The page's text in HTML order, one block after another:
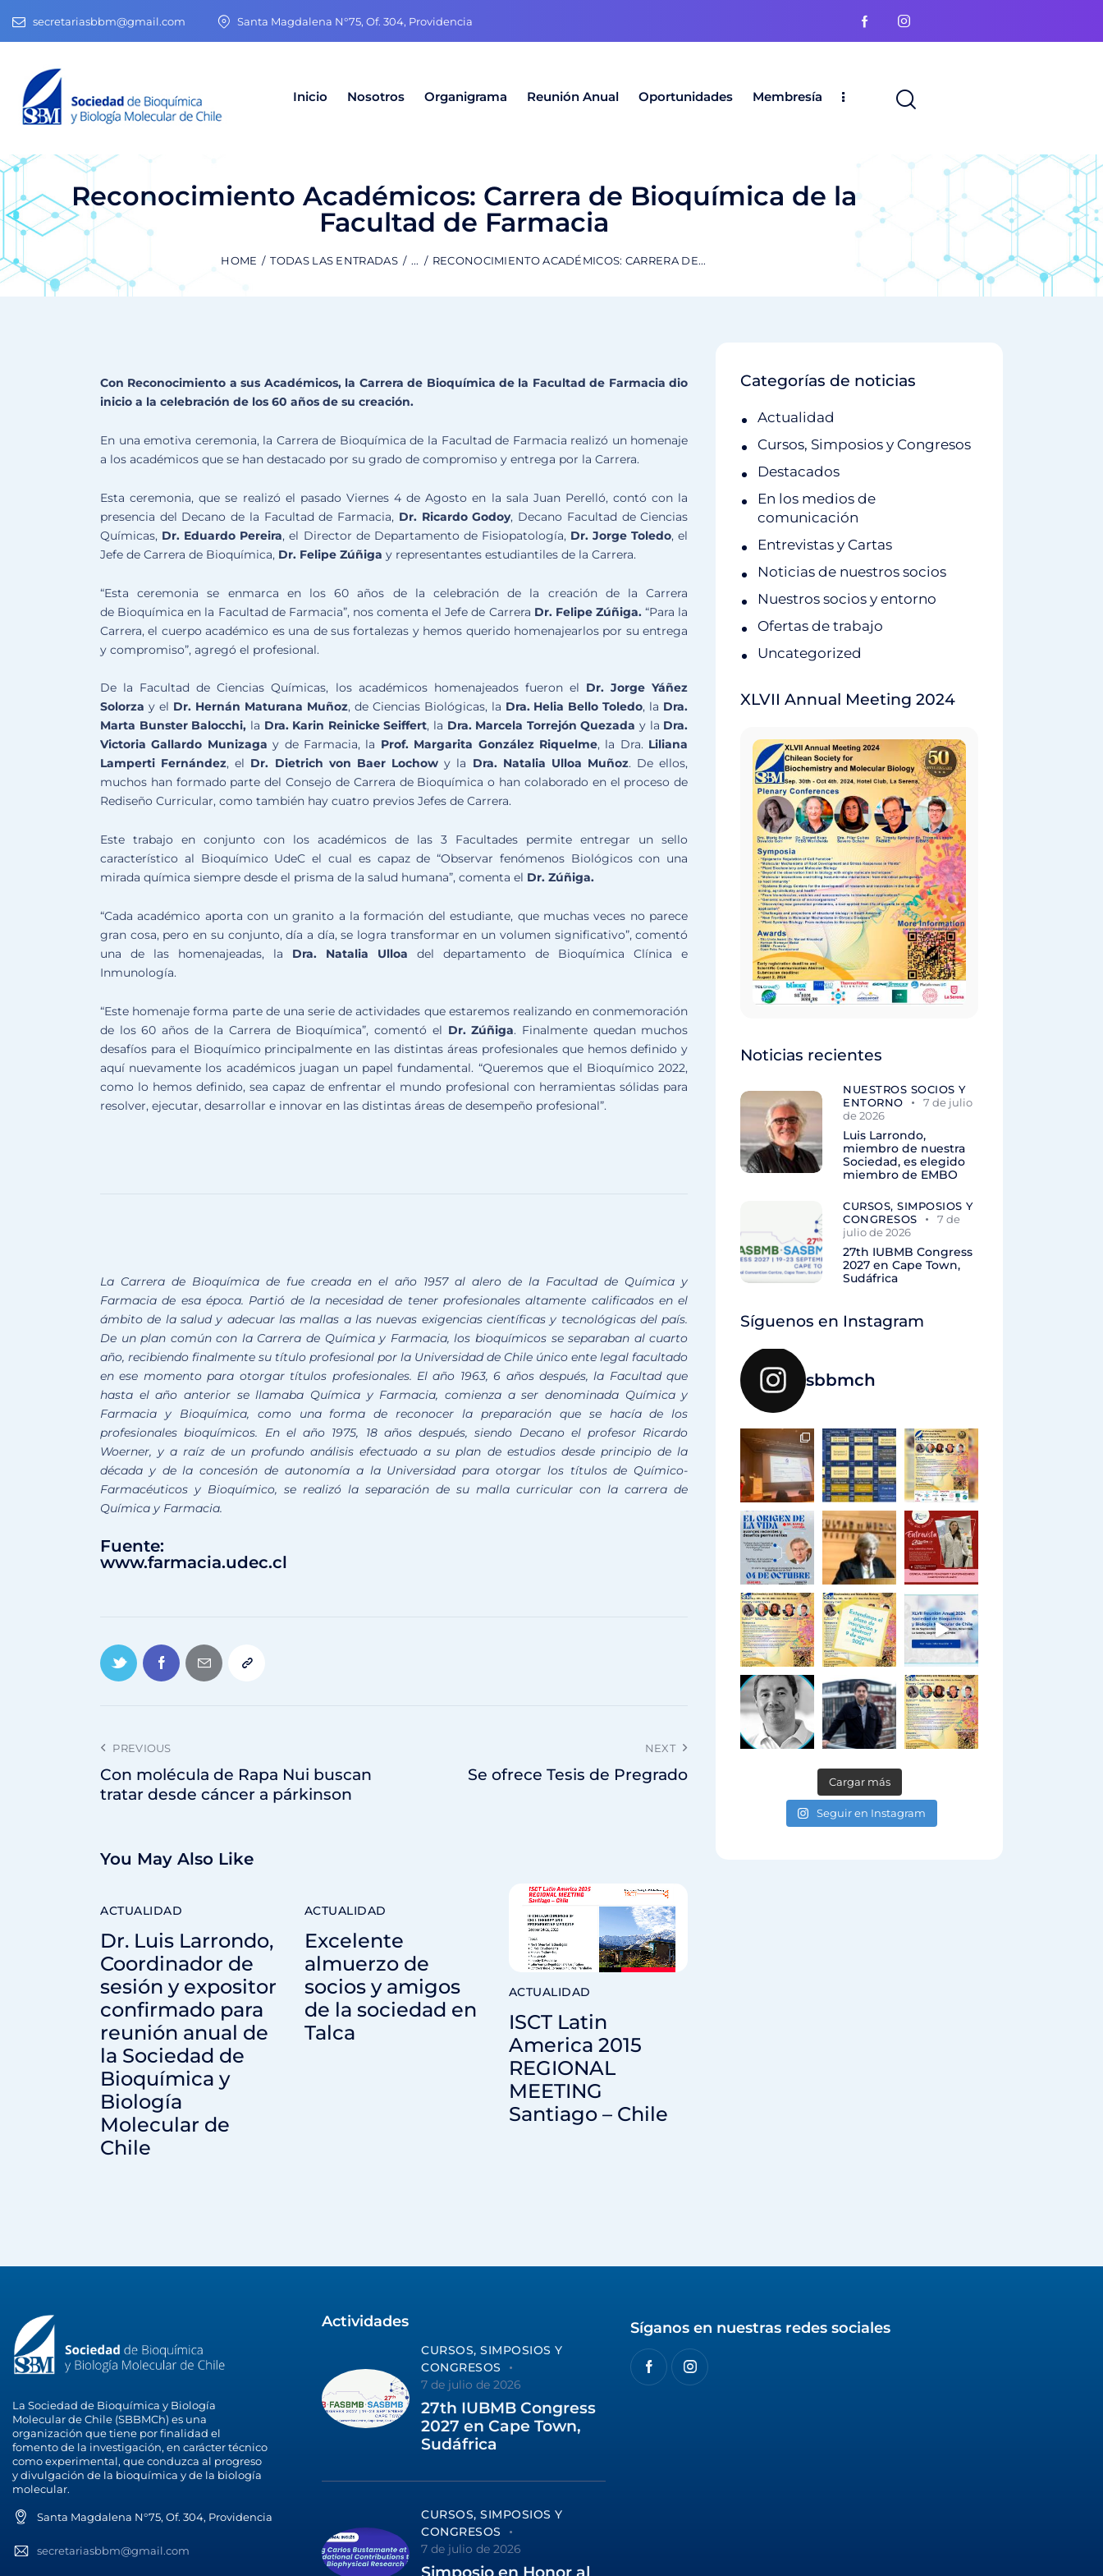
secretariasbbm@gmail.com Santa Magdalena N°75, Of. 304, Providencia
Inicio Nosotros Organigrama Reunión Anual Oportunidades Membresía
Reconocimiento Académicos: Carrera de Bioquímica de la
Facultad de Farmacia
HOME TODAS LAS ENTRADAS ... RECONOCIMIENTO ACADÉMICOS: CARRERA DE...
Con Reconocimiento a sus Académicos, la Carrera de Bioquímica de la Facultad de Farmacia dio
inicio a la celebración de los 60 años de su creación.
En una emotiva ceremonia, la Carrera de Bioquímica de la Facultad de Farmacia realizó un homenaje
a los académicos que se han destacado por su grado de compromiso y entrega por la Carrera.
Esta ceremonia, que se realizó el pasado Viernes 4 de Agosto en la sala Juan Perelló, contó con la
presencia del Decano de la Facultad de Farmacia, Dr. Ricardo Godoy, Decano Facultad de Ciencias
Químicas, Dr. Eduardo Pereira, el Director de Departamento de Fisiopatología,Dr. Jorge Toledo, el
Jefe de Carrera de Bioquímica, Dr. Felipe Zúñiga y representantes estudiantiles de la Carrera.
“Esta ceremonia se enmarca en los 60 años de la celebración de la creación de la Carrera
de Bioquímica en la Facultad de Farmacia”, nos comenta el Jefe de Carrera Dr. Felipe Zúñiga.“Para la
Carrera, el cuerpo académico es una de sus fortalezas y hemos querido homenajearlos por su entrega
y compromiso”, agregó el profesional.
De la Facultad de Ciencias Químicas, los académicos homenajeados fueron el Dr. Jorge Yáñez
Solorza y el Dr. Hernán Maturana Muñoz, de Ciencias Biológicas, la Dra. Helia Bello Toledo, la Dra.
Marta Bunster Balocchi, la Dra. Karin Reinicke Seiffert, la Dra. Marcela Torrejón Quezada y la Dra.
Victoria Gallardo Munizaga y de Farmacia, la Prof. Margarita González Riquelme, la Dra. Liliana
Lamperti Fernández, el Dr. Dietrich von Baer Lochow y la Dra. Natalia Ulloa Muñoz. De ellos,
muchos han formado parte del Consejo de Carrera de Bioquímica o han colaborado en el proceso de
Rediseño Curricular, como también hay cuatro previos Jefes de Carrera.
Este trabajo en conjunto con los académicos de las 3 Facultades permite entregar un sello
característico al Bioquímico UdeC el cual es capaz de “Observar fenómenos Biológicos con una
mirada química siempre desde el prisma de la salud humana”, comenta el Dr. Zúñiga.
“Cada académico aporta con un granito a la formación del estudiante, que muchas veces no parece
gran cosa, pero en su conjunto, día a día, se logra transformar en un volumen significativo”, comentó
una de las homenajeadas, la Dra. Natalia Ulloa del departamento de Bioquímica Clínica e
Inmunología.
“Este homenaje forma parte de una serie de actividades que estaremos realizando en conmemoración
de los 60 años de la Carrera de Bioquímica”, comentó el Dr. Zúñiga. Finalmente quedan muchos
desafíos para el Bioquímico principalmente en las distintas áreas profesionales que hemos definido y
aquí nuevamente los académicos juagan un papel fundamental. “Queremos que el Bioquímico 2022,
como lo hemos definido, sea capaz de enfrentar el mundo profesional con herramientas sólidas para
resolver, ejecutar, desarrollar e innovar en las distintas áreas de desempeño profesional”.
La Carrera de Bioquímica de fue creada en el año 1957 al alero de la Facultad de Química y
Farmacia de esa época. Partió de la necesidad de tener profesionales altamente calificados en el
ámbito de la salud y adecuar las mallas a las nuevas exigencias científicas y tecnológicas del país.
De un plan común con la Carrera de Química y Farmacia, los bioquímicos se separaban al cuarto
año, recibiendo finalmente su título profesional por la Universidad de Chile único ente legal facultado
en ese momento para otorgar títulos profesionales. El año 1963, 6 años después, la Facultad que
hasta el año anterior se llamaba Química y Farmacia, comienza a ser denominada Química y
Farmacia y Bioquímica, como una forma de reconocer la preparación que se hacía de los
profesionales bioquímicos. En el año 1975, 18 años después, siendo Decano el profesor Ricardo
Woerner, y a raíz de un profundo análisis efectuado a su plan de estudios desde principio de la
década y de la concesión de autonomía a la Universidad para otorgar los títulos de Químico-
Farmacéuticos y Bioquímico, se realizó la separación de su malla curricular con la carrera de
Química y Farmacia.
Fuente:
www.farmacia.udec.cl
PREVIOUS
Con molécula de Rapa Nui buscan
tratar desde cáncer a párkinson
NEXT
Se ofrece Tesis de Pregrado
You May Also Like
ACTUALIDAD
Dr. Luis Larrondo,
Coordinador de
sesión y expositor
confirmado para
reunión anual de
la Sociedad de
Bioquímica y
Biología
Molecular de
Chile
ACTUALIDAD
Excelente
almuerzo de
socios y amigos
de la sociedad en
Talca
ACTUALIDAD
ISCT Latin
America 2015
REGIONAL
MEETING
Santiago – Chile
Categorías de noticias
Actualidad
Cursos, Simposios y Congresos
Destacados
En los medios de
comunicación
Entrevistas y Cartas
Noticias de nuestros socios
Nuestros socios y entorno
Ofertas de trabajo
Uncategorized
XLVII Annual Meeting 2024
Noticias recientes
NUESTROS SOCIOS Y
ENTORNO
7 de julio
de 2026
Luis Larrondo,
miembro de nuestra
Sociedad, es elegido
miembro de EMBO
CURSOS, SIMPOSIOS Y
CONGRESOS
7 de
julio de 2026
27th IUBMB Congress
2027 en Cape Town,
Sudáfrica
Síguenos en Instagram
sbbmch
Cargar más
Seguir en Instagram
La Sociedad de Bioquímica y Biología
Molecular de Chile (SBBMCh) es una
organización que tiene por finalidad el
fomento de la investigación, en carácter técnico
como experimental, que conduzca al progreso
y divulgación de la bioquímica y de la biología
molecular.
Santa Magdalena N°75, Of. 304, Providencia
secretariasbbm@gmail.com
Actividades
CURSOS, SIMPOSIOS Y
CONGRESOS
7 de julio de 2026
27th IUBMB Congress
2027 en Cape Town,
Sudáfrica
CURSOS, SIMPOSIOS Y
CONGRESOS
7 de julio de 2026
Simposio en Honor al
Síganos en nuestras redes sociales